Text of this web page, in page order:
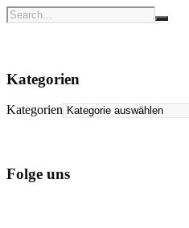
Kategorien
Kategorien
Folge uns